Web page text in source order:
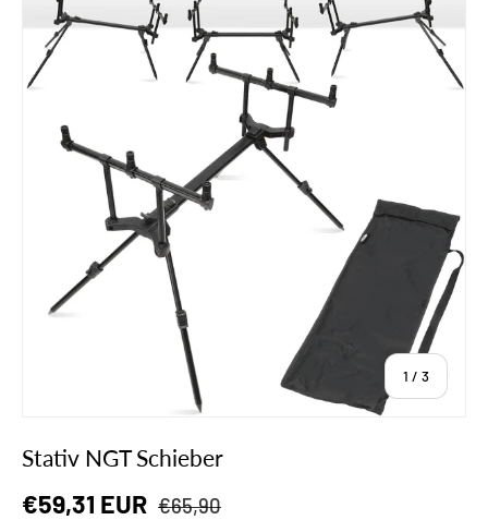
ZU PRODUKTINFORMATIONEN SPRINGEN
1 / von
3
Stativ NGT Schieber
Verkaufspreis
€59,31 EUR Normaler Preis
€65,90